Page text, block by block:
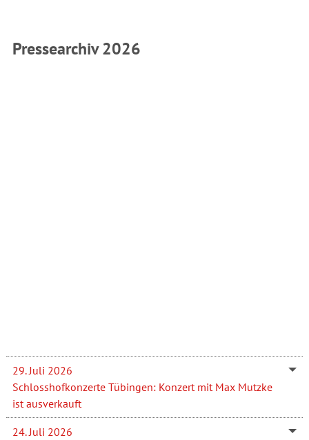
Pressearchiv 2026
29. Juli 2026
Schlosshofkonzerte Tübingen: Konzert mit Max Mutzke
ist ausverkauft
24. Juli 2026